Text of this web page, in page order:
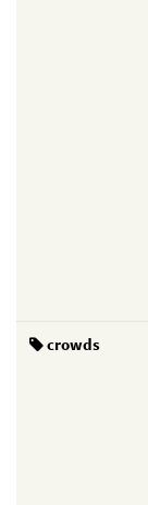
crowds